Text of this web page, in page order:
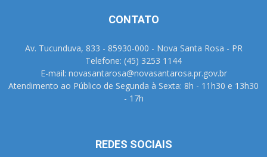
CONTATO
Av. Tucunduva, 833 - 85930-000 - Nova Santa Rosa - PR
Telefone: (45) 3253 1144
E-mail: novasantarosa@novasantarosa.pr.gov.br
Atendimento ao Público de Segunda à Sexta: 8h - 11h30 e 13h30
- 17h
REDES SOCIAIS